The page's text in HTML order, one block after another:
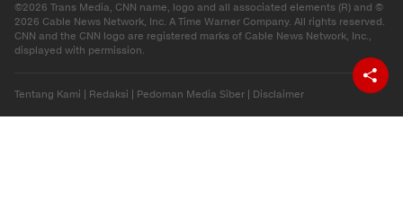
©2026 Trans Media, CNN name, logo and all associated elements (R) and ©
2026 Cable News Network, Inc. A Time Warner Company. All rights reserved.
CNN and the CNN logo are registered marks of Cable News Network, Inc.,
displayed with permission.
Tentang Kami Redaksi Pedoman Media Siber Disclaimer